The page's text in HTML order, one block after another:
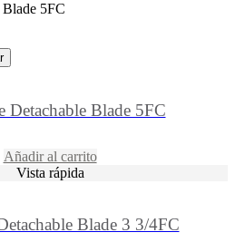
5FC
Detachable Blade 5FC
Añadir al carrito
Vista rápida
Blade 3 3/4FC